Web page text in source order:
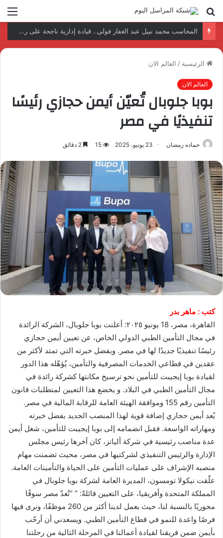
بحث
عن
نتائج إيجابية بعد زيارة وفد الجامعة المصرية النتائج إيجابية بعد زيارة وفد الجامعة المصرية الروسية لمصنع الإلكترونياتروسية لمصنع الإلكترونيات
الرئيسية / العالم الان
العالم الان
بوبا جلوبال تُعيّن أيمن حجازي رئيسًا
تنفيذيًا في مصر
حماده رمضان 23 يونيو، 2025 15
كتب : ماهر بدر
القاهرة، مصر، 18 يونيو ٢٠٢٥: أعلنت بوبا جلوبال، الشركة الرائدة
في مجال التأمين الطبي الدولي الخاص، عن تعيين أيمن حجازي
رئيسًا تنفيذيًا جديدًا لها في مصر. وبفضل خبرته التي تمتد لأكثر من
عقدين في قطاعي الخدمات المصرفية والتأمين، يُؤهّله هذا الدور
لقيادة بوبا إيجيبت للتأمين نحو ترسيخ مكانتها كشركة رائدة في
مجال التأمين الطبي في البلاد. و يخضع هذا التعيين لمتطلبات قانون
التأمين رقم 155 وموافقة الهيئة العامة للرقابة المالية في مصر.
يُعد أيمن حجازي إضافة قوية لهذا المنصب الجديد بفضل خبرته
ومهاراته الواسعة. فقبل انضمامه إلى بوبا إيجيبت للتأمين، شغل أيمن
عدة مناصب رئيسية في شركة أليانز، كان آخرها رئيس مجلس
الإدارة والرئيس التنفيذي لشركتيها في مصر، محيث تضمنت مهام
منصبه الإشراف على عمليات التأمين على الحياة والتأمينات العامة.
علّقت نيكولا تومسون، المديرة العامة لشركة بوبا جلوبال في
المملكة المتحدة وأفريقيا، على التعيين قائلةً: ” “تُعدّ مصر سوقًا
محوريًا بالنسبة لنا، حيث يعمل لدينا أكثر من 260 موظفًا، ونرى فيها
فرصًا واعدة للنمو في قطاع التأمين الطبي. ويسعدني أن أرحّب
بأيمن ضمن فريقنا لقيادة أعمالنا في المرحلة التالية من رحلتنا